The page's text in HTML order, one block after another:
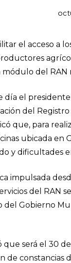
el acceso
módulo del
día el
del
que, para
ubicada en
y dificultades
impulsada
del RAN
del Gobierno
que será el 30
de constancias